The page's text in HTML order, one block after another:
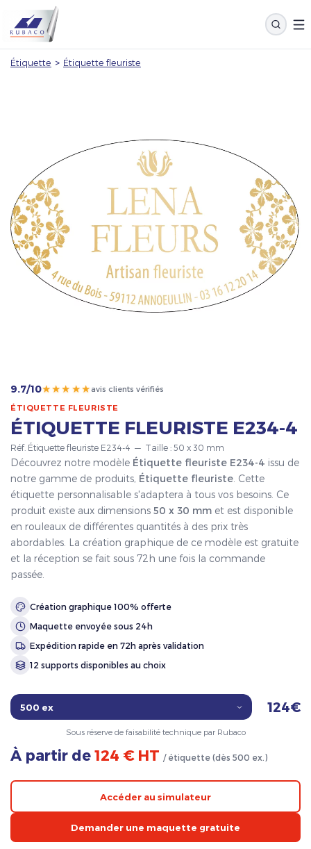
Étiquette > Étiquette fleuriste
9.7/10★★★★★avis clients vérifiés
ÉTIQUETTE FLEURISTE
ÉTIQUETTE FLEURISTE E234-4
Réf. Étiquette fleuriste E234-4 — Taille : 50 x 30 mm
Découvrez notre modèle Étiquette fleuriste E234-4 issu de
notre gamme de produits, Étiquette fleuriste . Cette
étiquette personnalisable s'adaptera à tous vos besoins. Ce
produit existe aux dimensions 50 x 30 mm et est disponible
en rouleaux de différentes quantités à des prix très
abordables. La création graphique de ce modèle est gratuite
et la réception se fait sous 72h une fois la commande
passée.
Création graphique 100% offerte
Maquette envoyée sous 24h
Expédition rapide en 72h après validation
12 supports disponibles au choix
124€
Sous réserve de faisabilité technique par Rubaco
À partir de 124 € HT / étiquette (dès 500 ex.)
Accéder au simulateur
Demander une maquette gratuite